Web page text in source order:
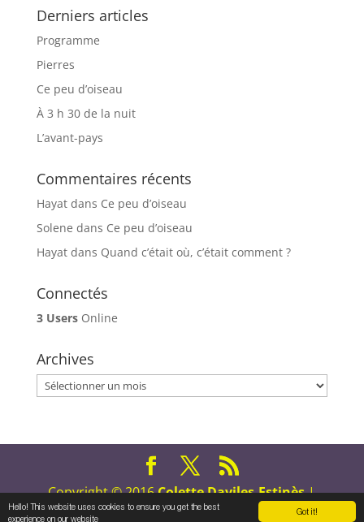
Got it!
Hello! This website uses cookies to ensure you get the best
experience on our website
Derniers articles
Programme
Pierres
Ce peu d’oiseau
À 3 h 30 de la nuit
L’avant-pays
Commentaires récents
Hayatdans Ce peu d’oiseau
Solene dans Ce peu d’oiseau
Hayatdans Quand c’était où, c’était comment ?
Connectés
3 UsersOnline
Archives
Archives
Copyright © 2016Colette Daviles-Estinès|
Tous droits réservés